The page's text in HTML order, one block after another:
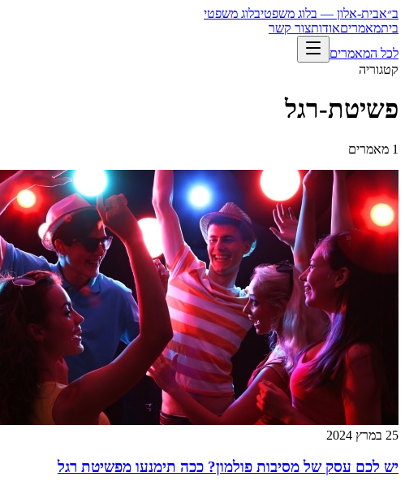
ב״אבית-אלון — בלוג משפטיבלוג משפטי
ביתמאמריםאודותצור קשר
לכל המאמרים
קטגוריה
פשיטת-רגל
1 מאמרים
25 במרץ 2024
יש לכם עסק של מסיבות פולמון? ככה תימנעו מפשיטת רגל